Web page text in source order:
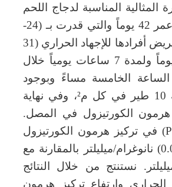
المناسبة لدجاج اللحم
طيلة فترة التجربة من عمر 22 يوماً وحتى عمر 42 يوماً والتي قدرت بـ (24-
26) م°، بينما مجموعة الإجهاد الحراري تم تعريض أفرادها للإجهاد الحراري (31
±1) م° من عمر 22 يوماً وحتى عمر 42 يوماً ولمدة 7 ساعات يومياً خلال
الخامسة مساءً وبوجود
رطوبة نسبية بين 70 – 80% وكثافة رعاية 10 طير في كل م²، وفي نهاية
مستوى هرمون الكورتيزول في المصل.
أظهرت النتائج وجود ارتفاع معنوي (P<0.05) في تركيز هرمون الكورتيزول
في المصل عند مجموعة الإجهاد (5.81 ±0.06) نانوغرام/ميليلتر بالمقارنة مع
±0.04) نانوغرام/ميليلتر. نستنتج من خلال النتائج
الحراري وارتفاع تركيز هرمون